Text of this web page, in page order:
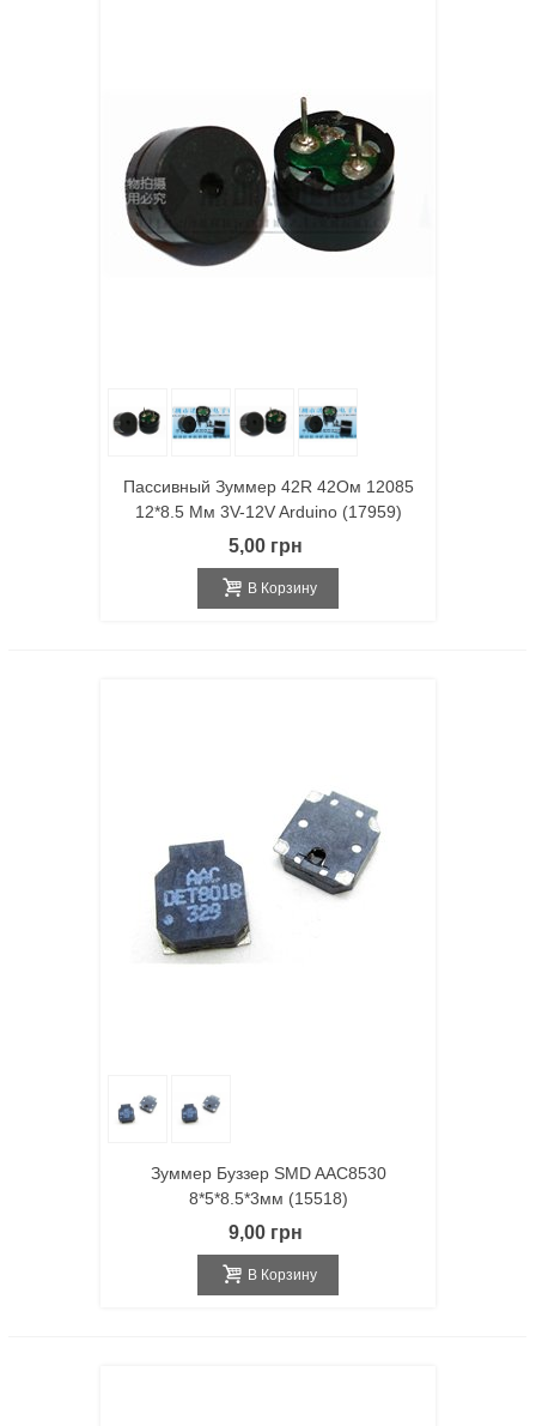
Пассивный Зуммер 42R 42Ом 12085
12*8.5 Мм 3V-12V Arduino (17959)
5,00 грн
В Корзину
Зуммер Буззер SMD AAC8530
8*5*8.5*3мм (15518)
9,00 грн
В Корзину